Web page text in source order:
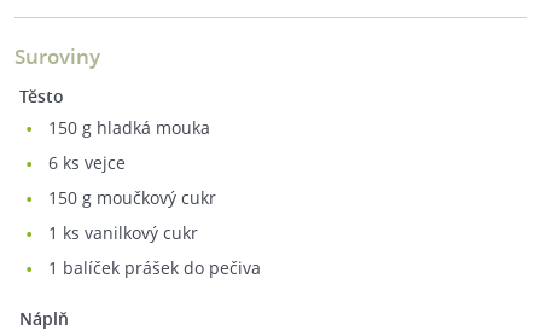
Suroviny
Těsto
150 g hladká mouka
6 ks vejce
150 g moučkový cukr
1 ks vanilkový cukr
1 balíček prášek do pečiva
Náplň